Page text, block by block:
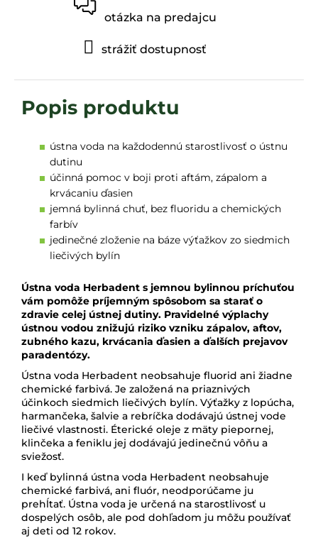
otázka na predajcu
strážiť dostupnosť
ústna voda na každodennú starostlivosť o ústnu
dutinu
účinná pomoc v boji proti aftám, zápalom a
krvácaniu ďasien
jemná bylinná chuť, bez fluoridu a chemických
farbív
jedinečné zloženie na báze výťažkov zo siedmich
liečivých bylín
Ústna voda Herbadent s jemnou bylinnou príchuťou
vám pomôže príjemným spôsobom sa starať o
zdravie celej ústnej dutiny. Pravidelné výplachy
ústnou vodou znižujú riziko vzniku zápalov, aftov,
zubného kazu, krvácania ďasien a ďalších prejavov
paradentózy.
Ústna voda Herbadent neobsahuje fluorid ani žiadne
chemické farbivá. Je založená na priaznivých
účinkoch siedmich liečivých bylín. Výťažky z lopúcha,
harmančeka, šalvie a rebríčka dodávajú ústnej vode
liečivé vlastnosti. Éterické oleje z mäty piepornej,
klinčeka a feniklu jej dodávajú jedinečnú vôňu a
sviežosť.
I keď bylinná ústna voda Herbadent neobsahuje
chemické farbivá, ani fluór, neodporúčame ju
prehĺtať. Ústna voda je určená na starostlivosť u
dospelých osôb, ale pod dohľadom ju môžu používať
aj deti od 12 rokov.